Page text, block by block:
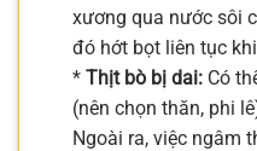
xương qua nước sôi
đó hớt bọt liên tục
* Thịt bò bị dai: Có
(nên chọn thăn, phi
Ngoài ra, việc ngâm